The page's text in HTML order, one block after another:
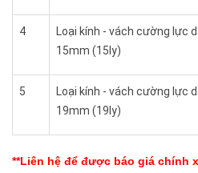
4
Loại kính - vách cường lực
15mm (15ly)
5
Loại kính - vách cường lực
19mm (19ly)
**Liên hệ để được báo giá chính